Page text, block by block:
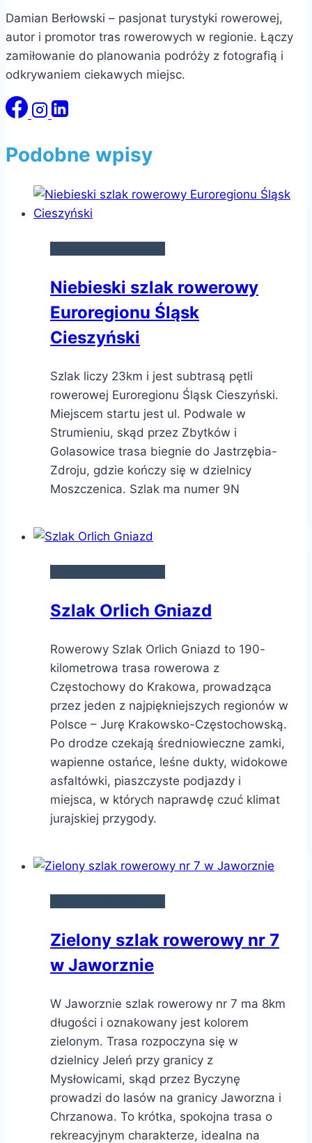
Damian Berłowski – pasjonat turystyki rowerowej,
autor i promotor tras rowerowych w regionie. Łączy
zamiłowanie do planowania podróży z fotografią i
odkrywaniem ciekawych miejsc.
Podobne wpisy
Niebieski szlak rowerowy
Euroregionu Śląsk
Cieszyński
Szlak liczy 23km i jest subtrasą pętli
rowerowej Euroregionu Śląsk Cieszyński.
Miejscem startu jest ul. Podwale w
Strumieniu, skąd przez Zbytków i
Golasowice trasa biegnie do Jastrzębia-
Zdroju, gdzie kończy się w dzielnicy
Moszczenica. Szlak ma numer 9N
Szlak Orlich Gniazd
Rowerowy Szlak Orlich Gniazd to 190-
kilometrowa trasa rowerowa z
Częstochowy do Krakowa, prowadząca
przez jeden z najpiękniejszych regionów w
Polsce – Jurę Krakowsko-Częstochowską.
Po drodze czekają średniowieczne zamki,
wapienne ostańce, leśne dukty, widokowe
asfaltówki, piaszczyste podjazdy i
miejsca, w których naprawdę czuć klimat
jurajskiej przygody.
Zielony szlak rowerowy nr 7
w Jaworznie
W Jaworznie szlak rowerowy nr 7 ma 8km
długości i oznakowany jest kolorem
zielonym. Trasa rozpoczyna się w
dzielnicy Jeleń przy granicy z
Mysłowicami, skąd przez Byczynę
prowadzi do lasów na granicy Jaworzna i
Chrzanowa. To krótka, spokojna trasa o
rekreacyjnym charakterze, idealna na